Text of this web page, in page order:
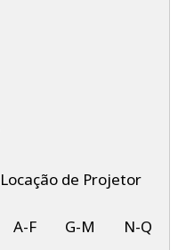
Locação de Projetor
A-F G-M N-Q